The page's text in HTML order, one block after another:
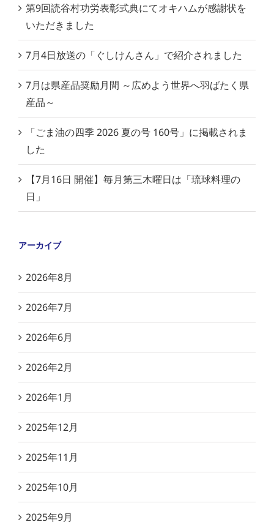
第9回読谷村功労表彰式典にてオキハムが感謝状を
いただきました
7月4日放送の「ぐしけんさん」で紹介されました
7月は県産品奨励月間 ～広めよう世界へ羽ばたく県
産品～
「ごま油の四季 2026 夏の号 160号」に掲載されま
した
【7月16日 開催】毎月第三木曜日は「琉球料理の
日」
アーカイブ
2026年8月
2026年7月
2026年6月
2026年2月
2026年1月
2025年12月
2025年11月
2025年10月
2025年9月